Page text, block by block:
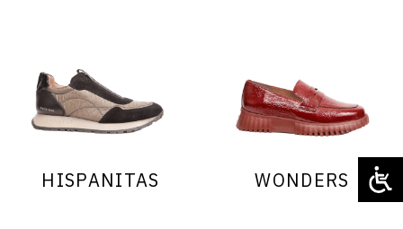
WONDERS
HISPANITAS